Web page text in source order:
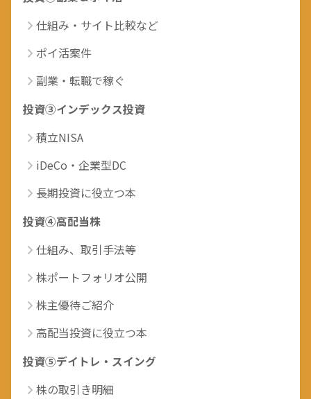
仕組み・サイト比較など
ポイ活案件
副業・転職で稼ぐ
投資③インデックス投資
積立NISA
iDeCo・企業型DC
長期投資に役立つ本
投資④高配当株
仕組み、取引手法等
株ポートフォリオ公開
株主優待ご紹介
高配当投資に役立つ本
投資⑤デイトレ・スイング
株の取引き明細